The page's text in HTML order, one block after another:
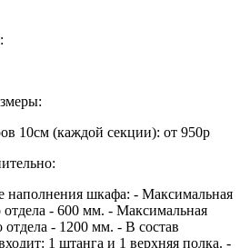
10см (каждой секции): от 950р
наполнения шкафа: - Максимальная
отдела - 600 мм. - Максимальная
- 1200 мм. - В состав
1 штанга и 1 верхняя полка. -